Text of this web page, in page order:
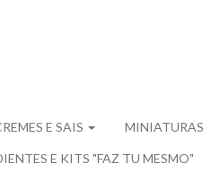
E SAIS MINIATURAS
E KITS "FAZ TU MESMO"